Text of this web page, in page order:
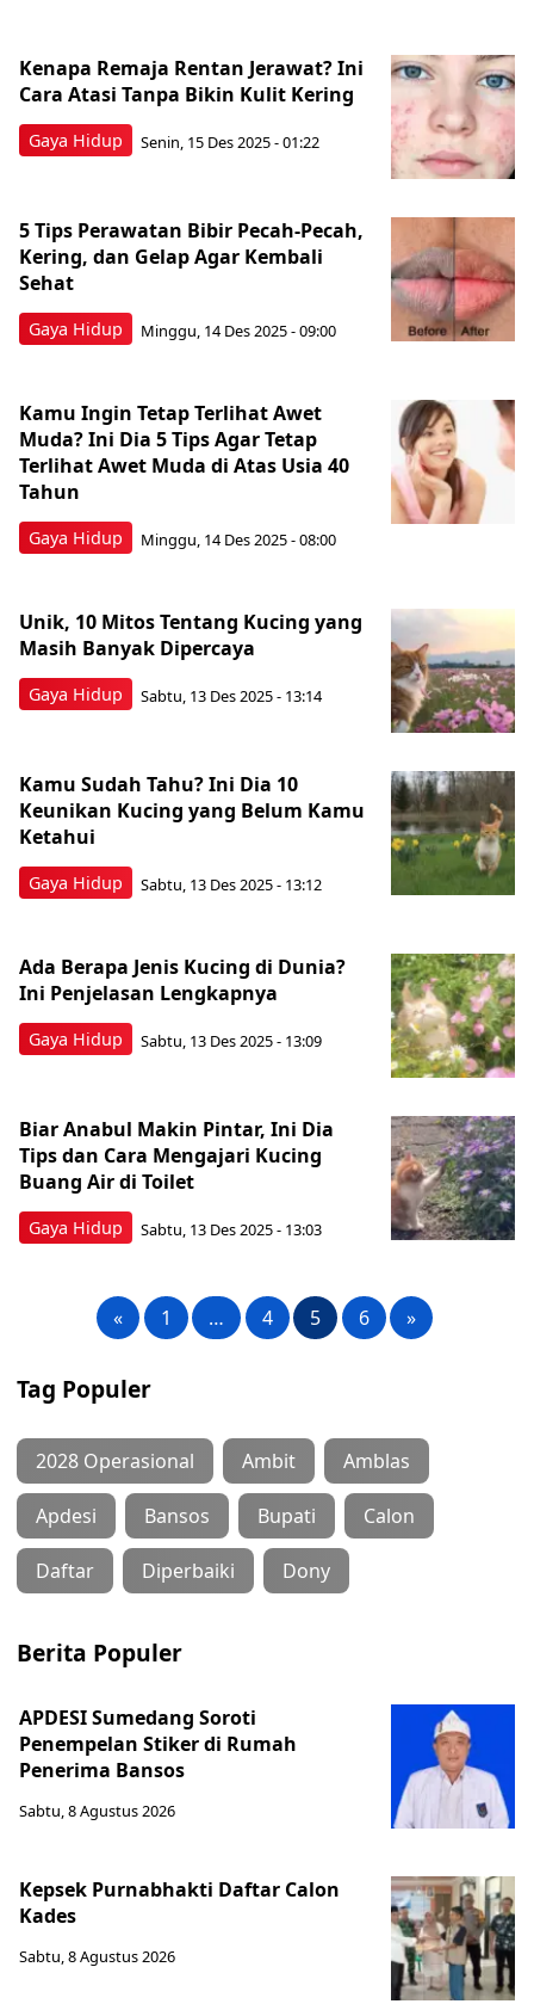
Gaya Hidup
Kenapa Remaja Rentan Jerawat? Ini
Cara Atasi Tanpa Bikin Kulit Kering
Senin, 15 Des 2025 - 01:22
Gaya Hidup
5 Tips Perawatan Bibir Pecah-Pecah,
Kering, dan Gelap Agar Kembali
Sehat
Minggu, 14 Des 2025 - 09:00
Gaya Hidup
Kamu Ingin Tetap Terlihat Awet
Muda? Ini Dia 5 Tips Agar Tetap
Terlihat Awet Muda di Atas Usia 40
Tahun
Minggu, 14 Des 2025 - 08:00
Gaya Hidup
Unik, 10 Mitos Tentang Kucing yang
Masih Banyak Dipercaya
Sabtu, 13 Des 2025 - 13:14
Gaya Hidup
Kamu Sudah Tahu? Ini Dia 10
Keunikan Kucing yang Belum Kamu
Ketahui
Sabtu, 13 Des 2025 - 13:12
Gaya Hidup
Ada Berapa Jenis Kucing di Dunia?
Ini Penjelasan Lengkapnya
Sabtu, 13 Des 2025 - 13:09
Gaya Hidup
Biar Anabul Makin Pintar, Ini Dia
Tips dan Cara Mengajari Kucing
Buang Air di Toilet
Sabtu, 13 Des 2025 - 13:03
« 1 … 4 5 6 »
Tag Populer
2028 Operasional Ambit Amblas
Apdesi Bansos Bupati Calon
Daftar Diperbaiki Dony
Berita Populer
APDESI Sumedang Soroti
Penempelan Stiker di Rumah
Penerima Bansos
Sabtu, 8 Agustus 2026
Kepsek Purnabhakti Daftar Calon
Kades
Sabtu, 8 Agustus 2026